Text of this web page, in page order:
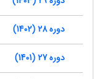
دوره 28 (1402)
دوره 27 (1401)